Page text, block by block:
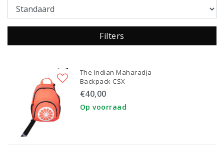
Filters
The Indian Maharadja
Backpack CSX
€40,00
Op voorraad